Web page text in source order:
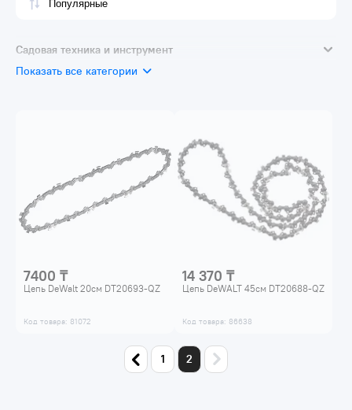
Садовая техника и инструмент
Газонокосилки
Высоторезы
Аккумуляторные секаторы
Воздуходувки
Показать все категории
7400 ₸
Цепь DeWalt 20см DT20693-QZ
Код товара: 81072
14 370 ₸
Цепь DeWALT 45см DT20688-QZ
Код товара: 86638
1 2